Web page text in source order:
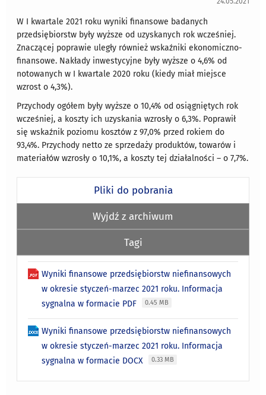
W I kwartale 2021 roku wyniki finansowe badanych
przedsiębiorstw były wyższe od uzyskanych rok wcześniej.
Znaczącej poprawie uległy również wskaźniki ekonomiczno-
finansowe. Nakłady inwestycyjne były wyższe o 4,6% od
notowanych w I kwartale 2020 roku (kiedy miał miejsce
wzrost o 4,3%).
Przychody ogółem były wyższe o 10,4% od osiągniętych rok
wcześniej, a koszty ich uzyskania wzrosły o 6,3%. Poprawił
się wskaźnik poziomu kosztów z 97,0% przed rokiem do
93,4%. Przychody netto ze sprzedaży produktów, towarów i
materiałów wzrosły o 10,1%, a koszty tej działalności – o 7,7%.
Pliki do pobrania
Wyjdź z archiwum
Tagi
Wyniki finansowe przedsiębiorstw niefinansowych
w okresie styczeń-marzec 2021 roku. Informacja
sygnalna w formacie PDF
0.45 MB
Wyniki finansowe przedsiębiorstw niefinansowych
w okresie styczeń-marzec 2021 roku. Informacja
sygnalna w formacie DOCX
0.33 MB